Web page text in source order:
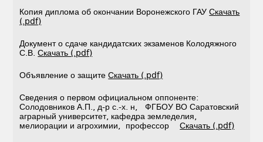
Копия диплома об окончании Воронежского ГАУСкачать
(.pdf)
Документ о сдаче кандидатских экзаменов Колодяжного
С.В.Скачать (.pdf)
Объявление о защитеСкачать (.pdf)
Сведения о первом официальном оппоненте:
Солодовников А.П., д-р с.-х. н, ФГБОУ ВО Саратовский
аграрный университет, кафедра земледелия,
мелиорации и агрохимии, профессорСкачать (.pdf)